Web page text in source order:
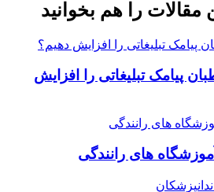
مقالات را هم بخوانید
پیامک تبلیغاتی را افزایش
های رانندگی